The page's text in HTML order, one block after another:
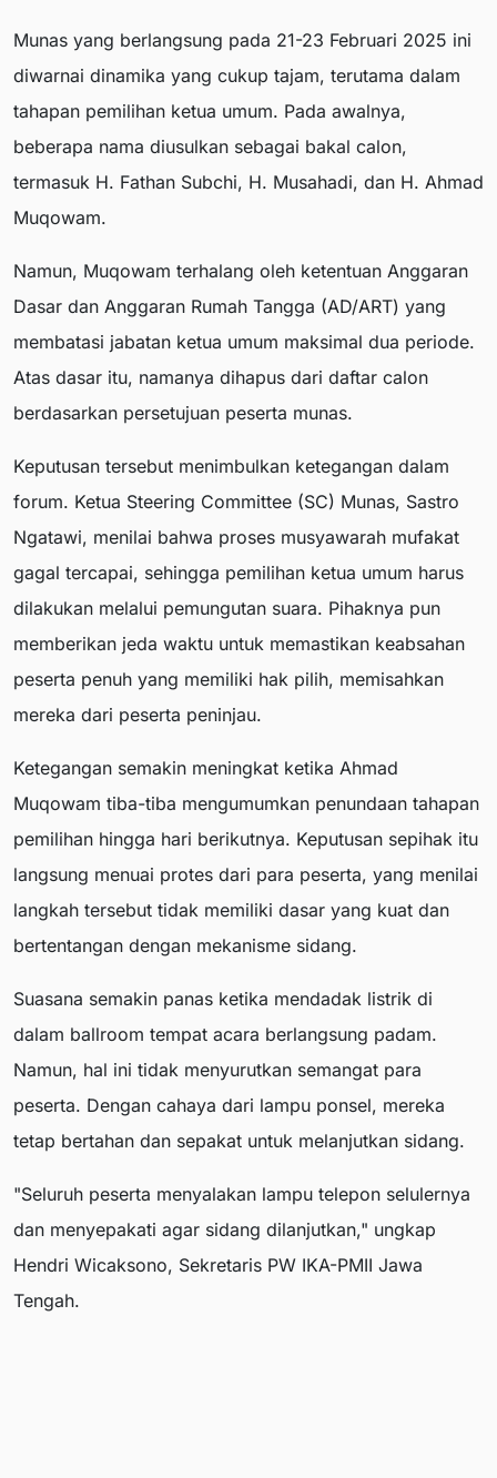
Munas yang berlangsung pada 21-23 Februari 2025 ini
diwarnai dinamika yang cukup tajam, terutama dalam
tahapan pemilihan ketua umum. Pada awalnya,
beberapa nama diusulkan sebagai bakal calon,
termasuk H. Fathan Subchi, H. Musahadi, dan H. Ahmad
Muqowam.
Namun, Muqowam terhalang oleh ketentuan Anggaran
Dasar dan Anggaran Rumah Tangga (AD/ART) yang
membatasi jabatan ketua umum maksimal dua periode.
Atas dasar itu, namanya dihapus dari daftar calon
berdasarkan persetujuan peserta munas.
Keputusan tersebut menimbulkan ketegangan dalam
forum. Ketua Steering Committee (SC) Munas, Sastro
Ngatawi, menilai bahwa proses musyawarah mufakat
gagal tercapai, sehingga pemilihan ketua umum harus
dilakukan melalui pemungutan suara. Pihaknya pun
memberikan jeda waktu untuk memastikan keabsahan
peserta penuh yang memiliki hak pilih, memisahkan
mereka dari peserta peninjau.
Ketegangan semakin meningkat ketika Ahmad
Muqowam tiba-tiba mengumumkan penundaan tahapan
pemilihan hingga hari berikutnya. Keputusan sepihak itu
langsung menuai protes dari para peserta, yang menilai
langkah tersebut tidak memiliki dasar yang kuat dan
bertentangan dengan mekanisme sidang.
Suasana semakin panas ketika mendadak listrik di
dalam ballroom tempat acara berlangsung padam.
Namun, hal ini tidak menyurutkan semangat para
peserta. Dengan cahaya dari lampu ponsel, mereka
tetap bertahan dan sepakat untuk melanjutkan sidang.
"Seluruh peserta menyalakan lampu telepon selulernya
dan menyepakati agar sidang dilanjutkan," ungkap
Hendri Wicaksono, Sekretaris PW IKA-PMII Jawa
Tengah.